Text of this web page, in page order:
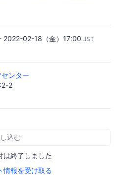
02-18（金）17:00 JST
ンター
2-2
込む
は終了しました
情報を受け取る